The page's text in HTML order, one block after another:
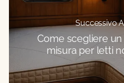
Successivo
Come scegliere
misura per letti